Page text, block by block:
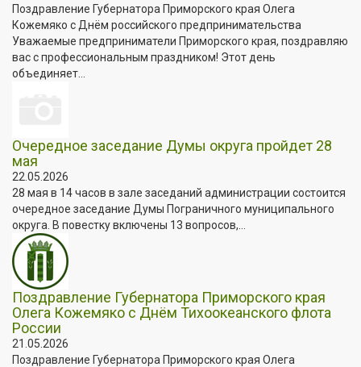
Поздравление Губернатора Приморского края Олега
Кожемяко с Днём российского предпринимательства
Уважаемые предприниматели Приморского края, поздравляю
вас с профессиональным праздником! Этот день
объединяет...
Очередное заседание Думы округа пройдет 28
мая
22.05.2026
28 мая в 14 часов в зале заседаний администрации состоится
очередное заседание Думы Пограничного муниципального
округа. В повестку включены 13 вопросов,...
Поздравление Губернатора Приморского края
Олега Кожемяко с Днём Тихоокеанского флота
России
21.05.2026
Поздравление Губернатора Приморского края Олега